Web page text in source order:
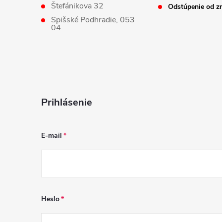
Štefánikova 32
Spišské Podhradie, 053
04
Odstúpenie od
Prihlásenie
E-mail
Heslo